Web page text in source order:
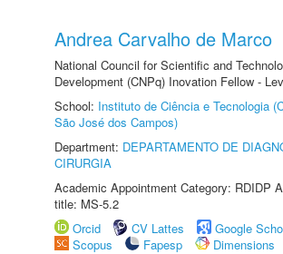
Andrea Carvalho de Marco
National Council for Scientific and
Development (CNPq) Inovation Fellow -
School: Instituto de Ciência e Tecnologia
São José dos Campos)
Department: DEPARTAMENTO DE
CIRURGIA
Academic Appointment Category: RDIDP
title: MS-5.2
Orcid
CV Lattes
Google
Scopus
Fapesp
Dimensions